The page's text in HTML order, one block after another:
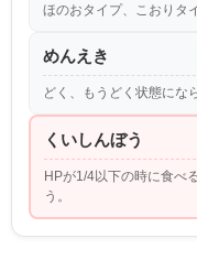
ほのおタイプ、こおりタ
めんえき
どく、もうどく状態にな
くいしんぼう
HPが1/4以下の時に食べ
う。